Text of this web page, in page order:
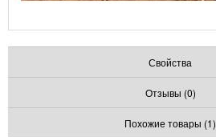
Свойства
Отзывы (0)
Похожие товары (1)